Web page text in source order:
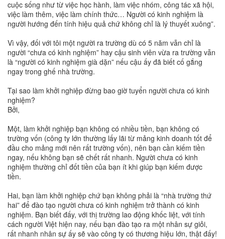
cuộc sống như từ việc học hành, làm việc nhóm, công tác xã hội,
việc làm thêm, việc làm chính thức… Người có kinh nghiệm là
người hướng đến tính hiệu quả chứ không chỉ là lý thuyết xuông”.
Vì vậy, đối với tôi một người ra trường dù có 5 năm vẫn chỉ là
người “chưa có kinh nghiệm” hay cậu sinh viên vừa ra trường vẫn
là “người có kinh nghiệm già dặn” nếu cậu ấy đã biết cố gắng
ngay trong ghế nhà trường.
Tại sao làm khởi nghiệp đừng bao giờ tuyển người chưa có kinh
nghiệm?
Bởi,
Một, làm khởi nghiệp bạn không có nhiều tiền, bạn không có
trường vốn (công ty lớn thường lấy lãi từ mảng kinh doanh tốt để
đầu cho mảng mới nên rất trường vốn), nên bạn cần kiếm tiền
ngay, nếu không bạn sẽ chết rất nhanh. Người chưa có kinh
nghiệm thường chỉ đốt tiền của bạn ít khi giúp bạn kiếm được
tiền.
Hai, bạn làm khởi nghiệp chứ bạn không phải là “nhà trường thứ
hai” để đào tạo người chưa có kinh nghiệm trở thành có kinh
nghiệm. Bạn biết đấy, với thị trường lao động khốc liệt, với tính
cách người Việt hiện nay, nếu bạn đào tạo ra một nhân sự giỏi,
rất nhanh nhân sự ấy sẽ vào công ty có thương hiệu lớn, thật đấy!